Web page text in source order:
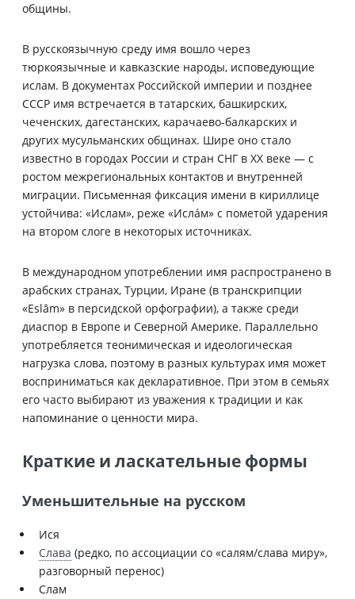
общины.
В русскоязычную среду имя вошло через
тюркоязычные и кавказские народы, исповедующие
ислам. В документах Российской империи и позднее
СССР имя встречается в татарских, башкирских,
чеченских, дагестанских, карачаево-балкарских и
других мусульманских общинах. Шире оно стало
известно в городах России и стран СНГ в XX веке — с
ростом межрегиональных контактов и внутренней
миграции. Письменная фиксация имени в кириллице
устойчива: «Ислам», реже «Ислáм» с пометой ударения
на втором слоге в некоторых источниках.
В международном употреблении имя распространено в
арабских странах, Турции, Иране (в транскрипции
«Eslām» в персидской орфографии), а также среди
диаспор в Европе и Северной Америке. Параллельно
употребляется теонимическая и идеологическая
нагрузка слова, поэтому в разных культурах имя может
восприниматься как декларативное. При этом в семьях
его часто выбирают из уважения к традиции и как
напоминание о ценности мира.
Краткие и ласкательные формы
Уменьшительные на русском
Ися
Слава (редко, по ассоциации со «салям/слава миру»,
разговорный перенос)
Слам